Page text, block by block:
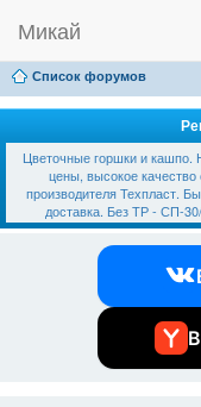
Микай
Ссылки
Список форумов
Цветочные горшки и кашпо.
цены, высокое качество
производителя Техпласт.
доставка. Без ТР - СП-